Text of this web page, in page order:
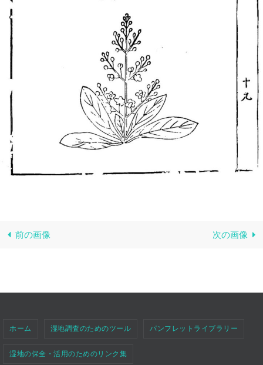
前の画像 次の画像
ホーム 湿地調査のためのツール パンフレットライブラリー
湿地の保全・活用のためのリンク集